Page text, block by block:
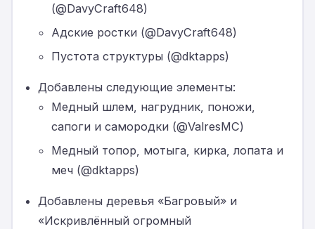
(@DavyCraft648)
Адские ростки (@DavyCraft648)
Пустота структуры (@dktapps)
Добавлены следующие элементы:
Медный шлем, нагрудник, поножи,
сапоги и самородки (@ValresMC)
Медный топор, мотыга, кирка, лопата и
меч (@dktapps)
Добавлены деревья «Багровый» и
«Искривлённый огромный